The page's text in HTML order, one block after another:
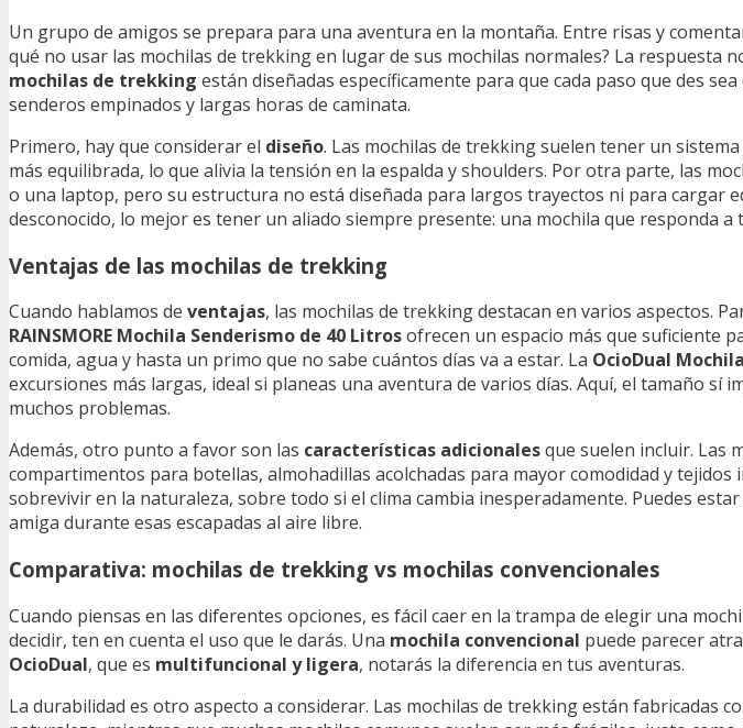
Un grupo de amigos se prepara para una aventura en la montaña. Entre risas y
qué no usar las mochilas de trekking en lugar de sus mochilas normales? La respuesta
mochilas de trekking están diseñadas específicamente para que cada paso que des
senderos empinados y largas horas de caminata.
Primero, hay que considerar el diseño. Las mochilas de trekking suelen tener un
más equilibrada, lo que alivia la tensión en la espalda y shoulders. Por otra parte, las
o una laptop, pero su estructura no está diseñada para largos trayectos ni para cargar
desconocido, lo mejor es tener un aliado siempre presente: una mochila que responda a
Ventajas de las mochilas de trekking
Cuando hablamos de ventajas, las mochilas de trekking destacan en varios aspectos.
RAINSMORE Mochila Senderismo de 40 Litrosofrecen un espacio más que suficiente
comida, agua y hasta un primo que no sabe cuántos días va a estar. La OcioDual
excursiones más largas, ideal si planeas una aventura de varios días. Aquí, el tamaño sí
muchos problemas.
Además, otro punto a favor son las características adicionalesque suelen incluir. Las
compartimentos para botellas, almohadillas acolchadas para mayor comodidad y tejidos
sobrevivir en la naturaleza, sobre todo si el clima cambia inesperadamente. Puedes
amiga durante esas escapadas al aire libre.
Comparativa: mochilas de trekking vs mochilas convencionales
Cuando piensas en las diferentes opciones, es fácil caer en la trampa de elegir una
decidir, ten en cuenta el uso que le darás. Una mochila convencional puede parecer
OcioDual, que es multifuncional y ligera, notarás la diferencia en tus aventuras.
La durabilidad es otro aspecto a considerar. Las mochilas de trekking están fabricadas